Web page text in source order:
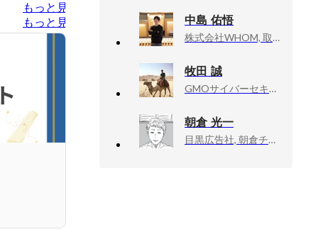
もっと見る
もっと見る
中島 佑悟
株式会社WHOM, 取締役COO
牧田 誠
GMOサイバーセキュリティbyイエラエ（旧 イエラエセキュリティ), 代表取締役
朝倉 光一
目黒広告社, 朝倉チーム／クリエイティブ・ディレクター